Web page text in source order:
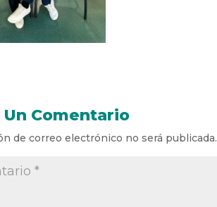
Un Comentario
de correo electrónico no será publicada.